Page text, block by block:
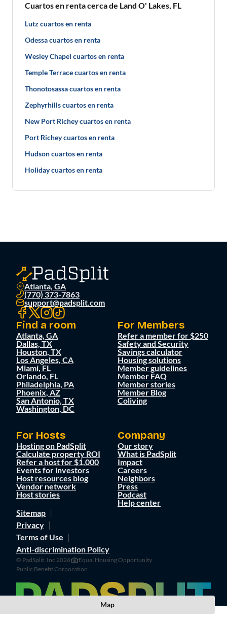
Cuartos en renta cerca de Land O' Lakes, FL
Lutz cuartos en renta
Odessa cuartos en renta
Wesley Chapel cuartos en renta
Temple Terrace cuartos en renta
Thonotosassa cuartos en renta
Zephyrhills cuartos en renta
New Port Richey cuartos en renta
Port Richey cuartos en renta
Hudson cuartos en renta
Holiday cuartos en renta
Atlanta, GA
(770) 373-7863
support@padsplit.com
Find a room
Atlanta, GA
Dallas, TX
Houston, TX
Los Angeles, CA
Miami, FL
Orlando, FL
Philadelphia, PA
Phoenix, AZ
San Antonio, TX
Washington, DC
For Members
Refer a member for $250
Safety and Security
Savings calculator
Housing solutions
Member guidelines
Member FAQ
Member stories
Member Blog
Coliving
For Hosts
Hosting on PadSplit
Calculate property ROI
Refer a host for $1,000
Events for investors
Host resources blog
Vendor network
Host stories
Company
Our story
What is PadSplit
Impact
Careers
Neighbors
Press
Podcast
Help center
Sitemap
Privacy
Terms of Use
Anti-discrimination Policy
© PadSplit, Inc 2026
Equal Housing Opportunity
Public Benefit Corporation
Map